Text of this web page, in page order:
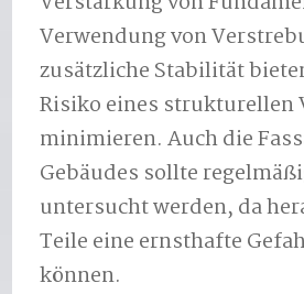
Verwendung von
zusätzliche Stabilität
Risiko eines strukturellen
minimieren. Auch die
Gebäudes sollte
untersucht werden, da
Teile eine ernsthafte
können.